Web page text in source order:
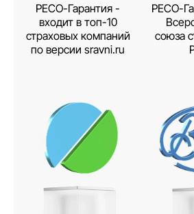
РЕСО-Гарантия -
входит в топ-10
страховых компаний
по версии sravni.ru
РЕСО-
союза